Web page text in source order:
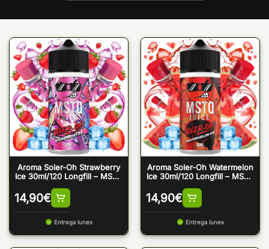
Aroma Soler-Oh Strawberry
Ice 30ml/120 Longfill – MSTQ
14,90€
Entrega lunes
Aroma Soler-Oh Watermelon
Ice 30ml/120 Longfill – MSTQ
14,90€
Entrega lunes